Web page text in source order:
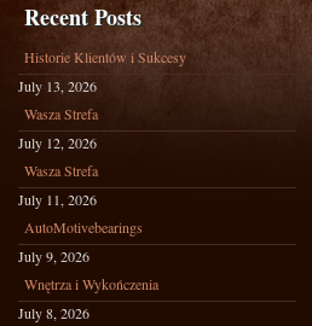
Recent Posts
Historie Klientów i Sukcesy
July 13, 2026
Wasza Strefa
July 12, 2026
Wasza Strefa
July 11, 2026
AutoMotivebearings
July 9, 2026
Wnętrza i Wykończenia
July 8, 2026